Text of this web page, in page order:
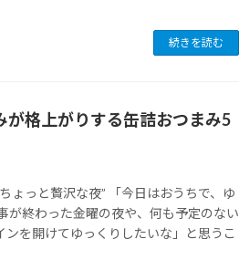
続きを読む
が格上がりする缶詰おつまみ5
ょっと贅沢な夜” 「今日はおうちで、ゆ
が終わった金曜の夜や、何も予定のない
を開けてゆっくりしたいな」と思うこ